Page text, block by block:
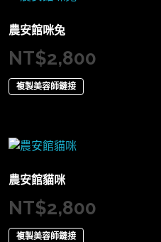
農安館咪兔
NT$2,800
複製美容師鏈接
農安館貓咪
NT$2,800
複製美容師鏈接